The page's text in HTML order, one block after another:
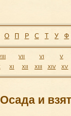
О П Р С Т У Ф
VII VI
V
XI XII XIII XIV XV
и